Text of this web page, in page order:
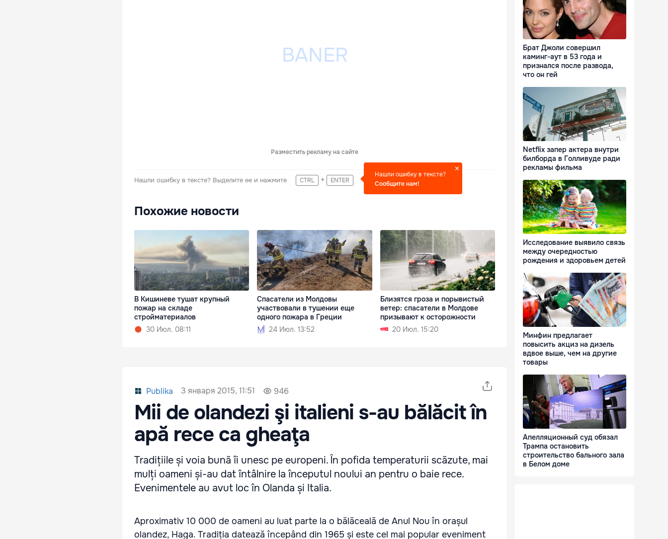
Разместить рекламу на сайте
Нашли ошибку в тексте? Выделите ее и нажмите CTRL + ENTER
Нашли ошибку в тексте?
Сообщите нам!
Похожие новости
В Кишиневе тушат крупный
пожар на складе
стройматериалов
30 Июл. 08:11
Спасатели из Молдовы
участвовали в тушении еще
одного пожара в Греции
24 Июл. 13:52
Близятся гроза и порывистый
ветер: спасатели в Молдове
призывают к осторожности
20 Июл. 15:20
Publika 3 января 2015, 11:51 946
Mii de olandezi şi italieni s-au bălăcit în
apă rece ca gheaţa
Tradițiile și voia bună îi unesc pe europeni. În pofida temperaturii scăzute, mai
mulți oameni și-au dat întâlnire la începutul noului an pentru o baie rece.
Evenimentele au avut loc în Olanda și Italia.
Aproximativ 10 000 de oameni au luat parte la o bălăceală de Anul Nou în orașul
olandez, Haga. Tradiția datează începând din 1965 și este cel mai popular eveniment
Брат Джоли совершил
каминг-аут в 53 года и
признался после развода,
что он гей
Netflix запер актера внутри
билборда в Голливуде ради
рекламы фильма
Исследование выявило связь
между очередностью
рождения и здоровьем детей
Минфин предлагает
повысить акциз на дизель
вдвое выше, чем на другие
товары
Апелляционный суд обязал
Трампа остановить
строительство бального зала
в Белом доме